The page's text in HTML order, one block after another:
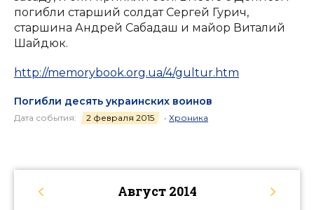
погибли старший солдат Сергей Гурич,
старшина Андрей Сабадаш и майор Виталий
Шайдюк.
http://memorybook.org.ua/4/gultur.htm
Погибли десять украинских воинов
Дата события: 2 февраля 2015 • Хроника
Август 2014